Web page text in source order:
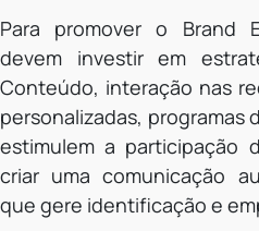
Para promover o Brand
devem investir em
Conteúdo, interação nas
personalizadas, programas
estimulem a participação
criar uma comunicação
que gere identificação e